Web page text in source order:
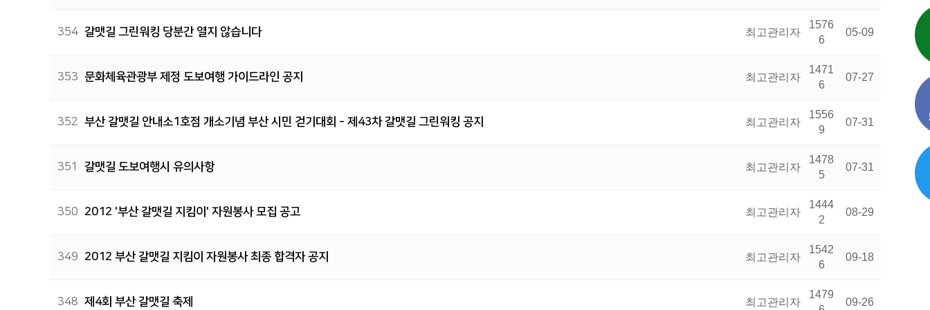
354 갈맷길 그린워킹 당분간 열지 않습니다 최고관리자
1576
6
05-09
353 문화체육관광부 제정 도보여행 가이드라인 공지 최고관리자
1471
6
07-27
352 부산 갈맷길 안내소1호점 개소기념 부산 시민 걷기대회 - 제43차 갈맷길 그린워킹 공지 최고관리자
1556
9
07-31
351 갈맷길 도보여행시 유의사항 최고관리자
1478
5
07-31
350 2012 '부산 갈맷길 지킴이' 자원봉사 모집 공고 최고관리자
1444
2
08-29
349 2012 부산 갈맷길 지킴이 자원봉사 최종 합격자 공지 최고관리자
1542
6
09-18
348 제4회 부산 갈맷길 축제 최고관리자
1479
09-26